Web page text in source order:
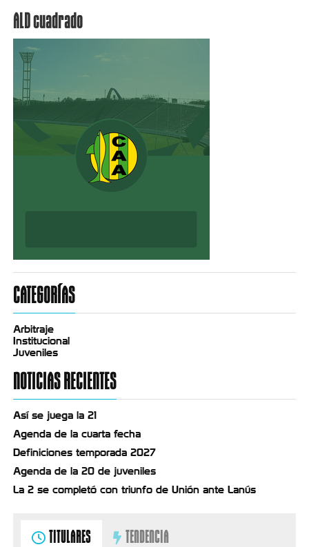
ALD cuadrado
CATEGORÍAS
Arbitraje
Institucional
Juveniles
NOTICIAS RECIENTES
Así se juega la 21
Agenda de la cuarta fecha
Definiciones temporada 2027
Agenda de la 20 de juveniles
La 2 se completó con triunfo de Unión ante Lanús
TITULARES TENDENCIA